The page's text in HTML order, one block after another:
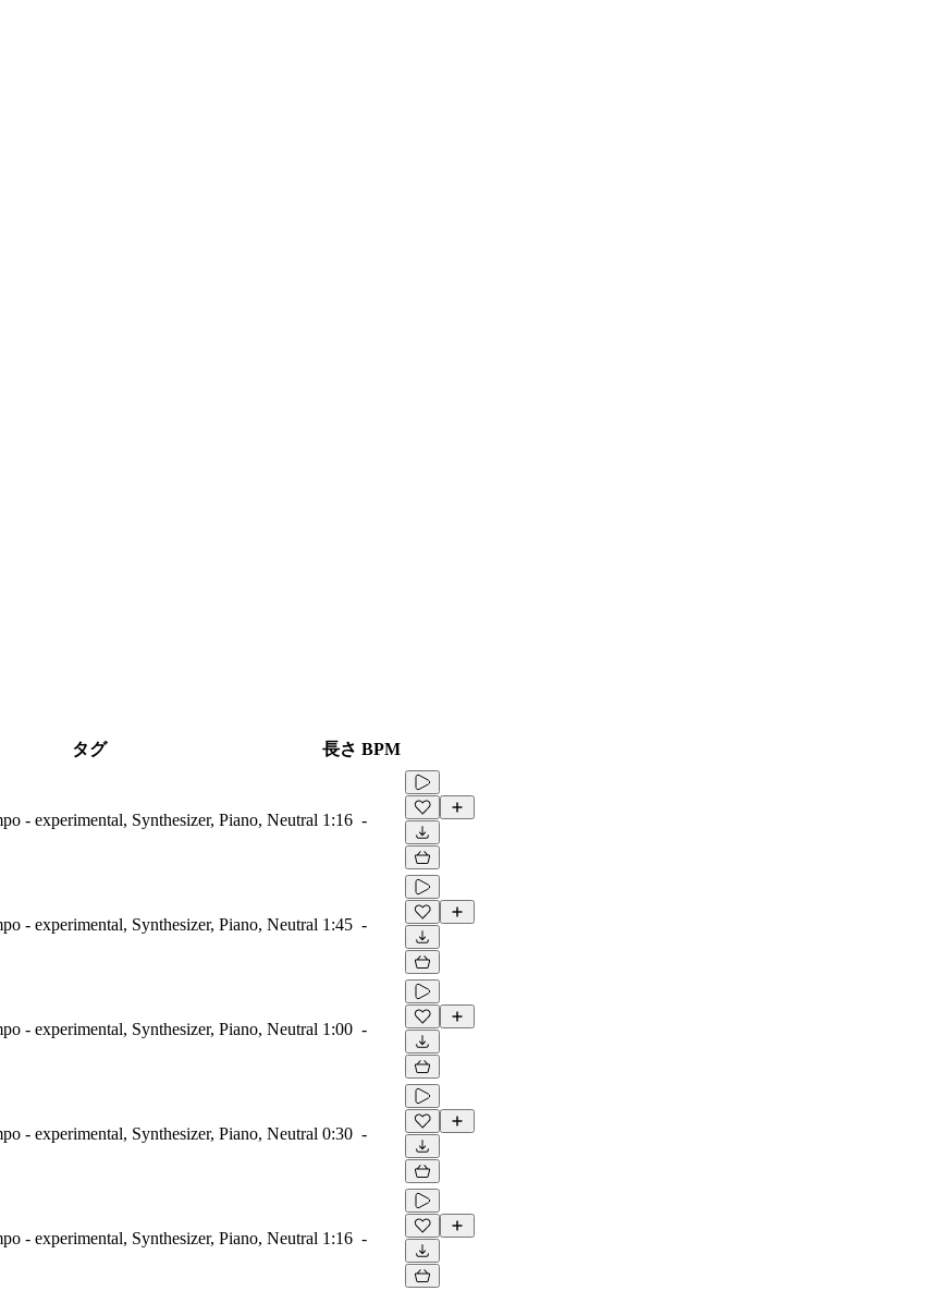
タグ 長さ BPM
- experimental, Synthesizer, Piano, Neutral 1:16 -
- experimental, Synthesizer, Piano, Neutral 1:45 -
- experimental, Synthesizer, Piano, Neutral 1:00 -
- experimental, Synthesizer, Piano, Neutral 0:30 -
- experimental, Synthesizer, Piano, Neutral 1:16 -